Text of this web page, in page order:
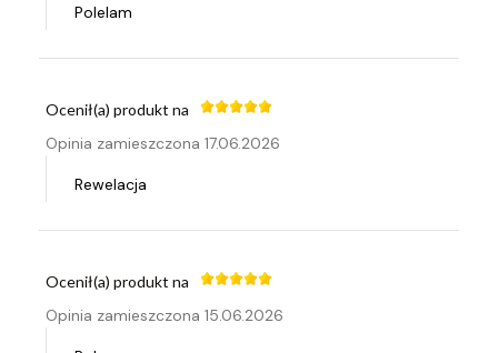
Polelam
Ocenił(a) produkt na
Opinia zamieszczona 17.06.2026
Rewelacja
Ocenił(a) produkt na
Opinia zamieszczona 15.06.2026